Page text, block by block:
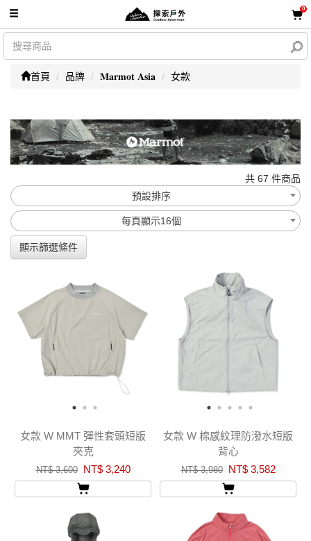
0
首頁 品牌 𝐌𝐚𝐫𝐦𝐨𝐭 𝐀𝐬𝐢𝐚 女款
共 67 件商品
預設排序
每頁顯示16個
顯示篩選條件
女款 W MMT 彈性套頭短版
夾克
NT$ 3,600 NT$ 3,240
女款 W 棉感紋理防潑水短版
背心
NT$ 3,980 NT$ 3,582